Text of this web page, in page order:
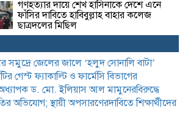
গণহত্যার দায়ে শেখ হাসিনাকে দেশে এনে
ফাঁসির দাবিতে হাবিবুল্লাহ বাহার কলেজ
ছাত্রদলের মিছিল
জুলাই শহিদ দিবসের দেয়ালিকা প্রতিযোগিতায়
তৃতীয় কবি নজরুল সরকারি কলেজ রোভার
সমুদ্রে জেলের জালে ‘হলুদ সোনালি বাটা’
গেস্ট ফ্যাকাল্টি ও ফার্মেসি বিভাগের
ড. মো. ইলিয়াস আল মামুনেরবিরুদ্ধে
অভিযোগ; স্থায়ী অপসারণেরদাবিতে শিক্ষার্থীদের